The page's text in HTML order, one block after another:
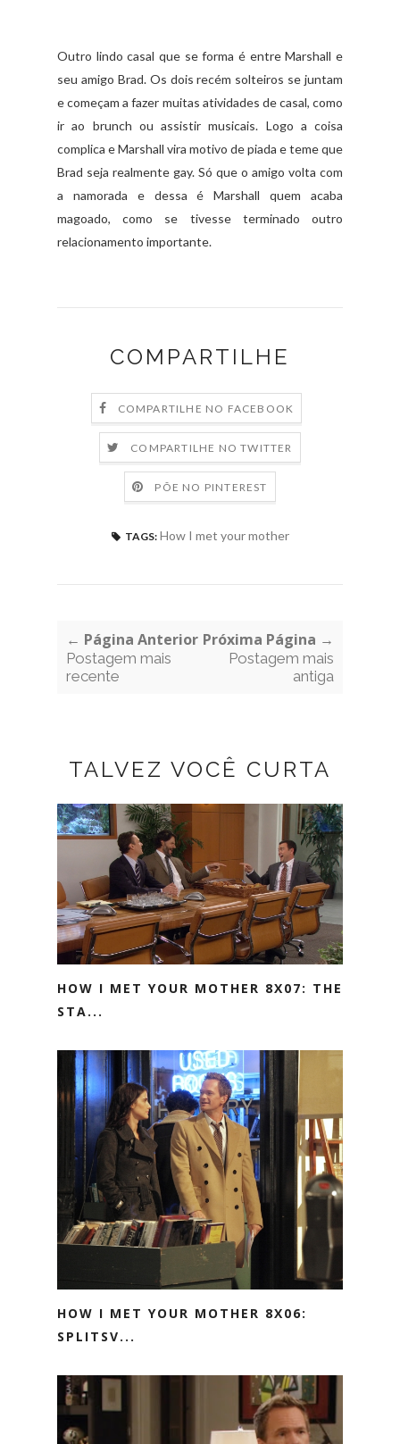
Outro lindo casal que se forma é entre Marshall e
seu amigo Brad. Os dois recém solteiros se juntam
e começam a fazer muitas atividades de casal, como
ir ao brunch ou assistir musicais. Logo a coisa
complica e Marshall vira motivo de piada e teme que
Brad seja realmente gay. Só que o amigo volta com
a namorada e dessa é Marshall quem acaba
magoado, como se tivesse terminado outro
relacionamento importante.
COMPARTILHE
COMPARTILHE NO FACEBOOK
COMPARTILHE NO TWITTER
PÕE NO PINTEREST
TAGS: How I met your mother
← Página Anterior
Postagem mais
recente
Próxima Página →
Postagem mais
antiga
TALVEZ VOCÊ CURTA
HOW I MET YOUR MOTHER 8X07: THE
STA...
HOW I MET YOUR MOTHER 8X06:
SPLITSV...